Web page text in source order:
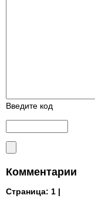
Введите код
Комментарии
Страница: 1 |